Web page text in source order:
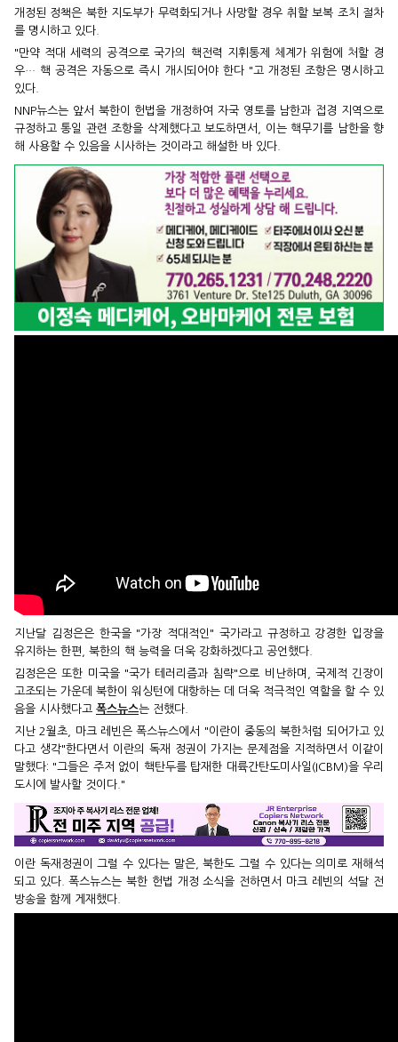
개정된 정책은 북한 지도부가 무력화되거나 사망할 경우 취할 보복 조치 절차
를 명시하고 있다.
"만약 적대 세력의 공격으로 국가의 핵전력 지휘통제 체계가 위험에 처할 경
우… 핵 공격은 자동으로 즉시 개시되어야 한다 "고 개정된 조항은 명시하고
있다.
NNP뉴스는 앞서 북한이 헌법을 개정하여 자국 영토를 남한과 접경 지역으로
규정하고 통일 관련 조항을 삭제했다고 보도하면서, 이는 핵무기를 남한을 향
해 사용할 수 있음을 시사하는 것이라고 해설한 바 있다.
지난달 김정은은 한국을 "가장 적대적인" 국가라고 규정하고 강경한 입장을
유지하는 한편, 북한의 핵 능력을 더욱 강화하겠다고 공언했다.
김정은은 또한 미국을 "국가 테러리즘과 침략"으로 비난하며, 국제적 긴장이
고조되는 가운데 북한이 워싱턴에 대항하는 데 더욱 적극적인 역할을 할 수 있
음을 시사했다고 폭스뉴스는 전했다.
지난 2월초, 마크 레빈은 폭스뉴스에서 "이란이 중동의 북한처럼 되어가고 있
다고 생각"한다면서 이란의 독재 정권이 가지는 문제점을 지적하면서 이같이
말했다: "그들은 주저 없이 핵탄두를 탑재한 대륙간탄도미사일(ICBM)을 우리
도시에 발사할 것이다."
이란 독재정권이 그럴 수 있다는 말은, 북한도 그럴 수 있다는 의미로 재해석
되고 있다. 폭스뉴스는 북한 헌법 개정 소식을 전하면서 마크 레빈의 석달 전
방송을 함께 게재했다.